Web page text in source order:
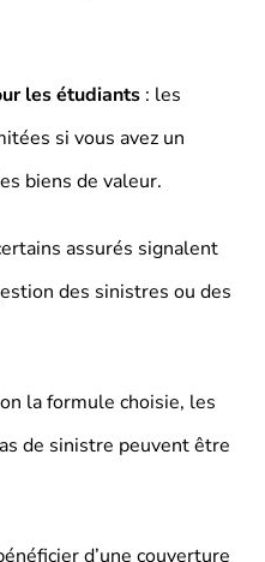
les étudiants : les
si vous avez un
biens de valeur.
assurés signalent
des sinistres ou des
la formule choisie, les
de sinistre peuvent être
d’une couverture